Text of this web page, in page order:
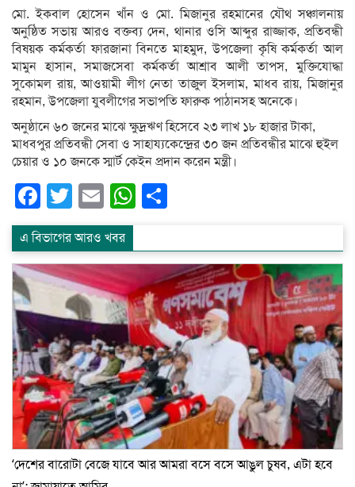
মো. ইকবাল হোসেন খাঁন ও মো. মিজানুর রহমানের যৌথ সঞ্চালনায়
অনুষ্ঠিত সভায় আরও বক্তব্য দেন, থানার ওসি আব্দুর রাজ্জাক, প্রতিবন্ধী
বিষয়ক কর্মকর্তা ফারজানা বিনতে মাহমুদ, উপজেলা কৃষি কর্মকর্তা আল
মামুন হাসান, সমাজসেবা কর্মকর্তা আশ্রাব আলী তাপস, মুক্তিযোদ্ধা
সুকোমল রায়, আওয়ামী লীগ নেতা তাজুল ইসলাম, মাধব রায়, মিজানুর
রহমান, উপজেলা যুবলীগের সভাপতি ফারুক পাঠানসহ অনেকে।
অনুষ্ঠানে ৬০ জনের মাঝে ক্ষুদ্রঋণ হিসেবে ২৩ লাখ ১৮ হাজার টাকা,
মাধবপুর প্রতিবন্ধী সেবা ও সাহায্যকেন্দ্রের ৩০ জন প্রতিবন্ধীর মাঝে হুইল
চেয়ার ও ১০ জনকে স্মার্ট কেইন প্রদান করেন মন্ত্রী।
Facebook
Twitter
EmailWhatsApp
এ বিভাগের আরও খবর
‘দেশের বারোটা বেজে যাবে আর আমরা বসে বসে আঙুল চুষব, এটা হবে